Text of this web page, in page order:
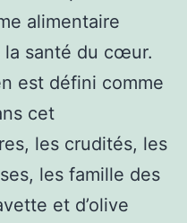
alimentaire
la santé du cœur.
est défini comme
cet
les crudités, les
les famille des
et d’olive